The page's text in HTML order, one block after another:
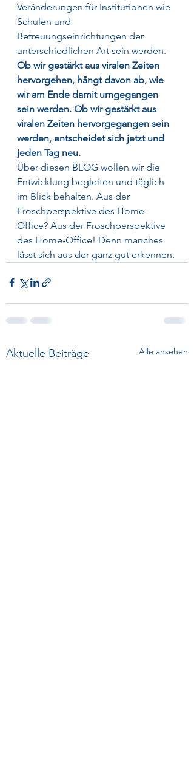
Veränderungen für Institutionen wie
Schulen und
Betreuungseinrichtungen der
unterschiedlichen Art sein werden.
Ob wir gestärkt aus viralen Zeiten
hervorgehen, hängt davon ab, wie
wir am Ende damit umgegangen
sein werden. Ob wir gestärkt aus
viralen Zeiten hervorgegangen sein
werden, entscheidet sich jetzt und
jeden Tag neu.
Über diesen BLOG wollen wir die
Entwicklung begleiten und täglich
im Blick behalten. Aus der
Froschperspektive des Home-
Office? Aus der Froschperspektive
des Home-Office! Denn manches
lässt sich aus der ganz gut erkennen.
Aktuelle Beiträge Alle ansehen